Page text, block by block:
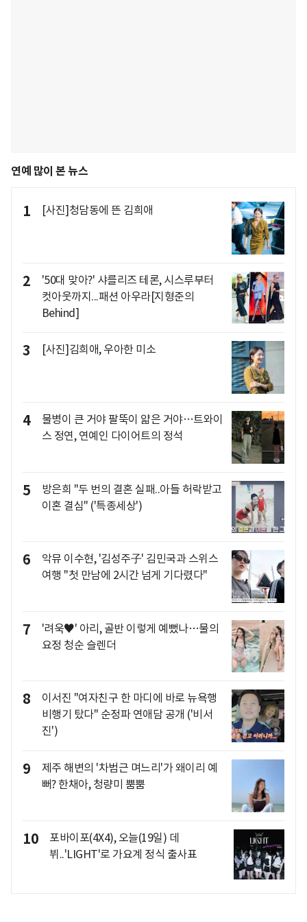
연예 많이 본 뉴스
1 [사진]청담동에 뜬 김희애
2
'50대 맞아?' 샤를리즈 테론, 시스루부터
컷아웃까지...패션 아우라[지형준의
Behind]
3 [사진]김희애, 우아한 미소
4
물병이 큰 거야 팔뚝이 얇은 거야…트와이
스 정연, 연예인 다이어트의 정석
5
방은희 "두 번의 결혼 실패..아들 허락받고
이혼 결심" ('특종세상')
6
악뮤 이수현, '김성주子' 김민국과 스위스
여행 "첫 만남에 2시간 넘게 기다렸다"
7
'려욱♥' 아리, 골반 이렇게 예뻤나…물의
요정 청순 슬렌더
8
이서진 "여자친구 한 마디에 바로 뉴욕행
비행기 탔다" 순정파 연애담 공개 ('비서
진')
9
제주 해변의 '차범근 며느리'가 왜이리 예
뻐? 한채아, 청량미 뿜뿜
10
포바이포(4X4), 오늘(19일) 데
뷔..'LIGHT'로 가요계 정식 출사표